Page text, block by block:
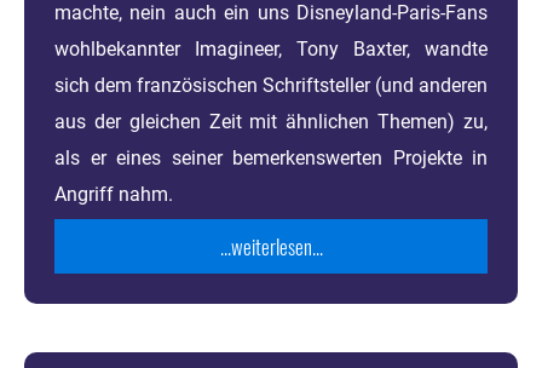
machte, nein auch ein uns Disneyland-Paris-Fans
wohlbekannter Imagineer, Tony Baxter, wandte
sich dem französischen Schriftsteller (und anderen
aus der gleichen Zeit mit ähnlichen Themen) zu,
als er eines seiner bemerkenswerten Projekte in
Angriff nahm.
...weiterlesen...